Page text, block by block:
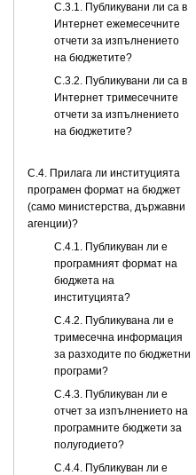
С.3.1. Публикувани ли са в
Интернет ежемесечните
отчети за изпълнението
на бюджетите?
С.3.2. Публикувани ли са в
Интернет тримесечните
отчети за изпълнението
на бюджетите?
С.4. Прилага ли институцията
програмен формат на бюджет
(само министерства, държавни
агенции)?
С.4.1. Публикуван ли е
програмният формат на
бюджета на
институцията?
С.4.2. Публикувана ли е
тримесечна информация
за разходите по бюджетни
програми?
С.4.3. Публикуван ли е
отчет за изпълнението на
програмните бюджети за
полугодието?
С.4.4. Публикуван ли е